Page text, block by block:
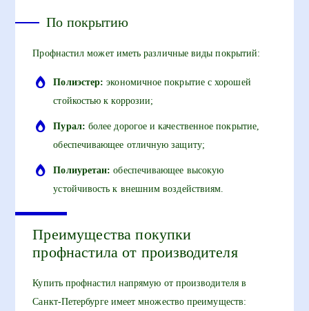
По покрытию
Профнастил может иметь различные виды покрытий:
Полиэстер: экономичное покрытие с хорошей
стойкостью к коррозии;
Пурал: более дорогое и качественное покрытие,
обеспечивающее отличную защиту;
Полиуретан: обеспечивающее высокую
устойчивость к внешним воздействиям.
Преимущества покупки
профнастила от производителя
Купить профнастил напрямую от производителя в
Санкт-Петербурге имеет множество преимуществ: